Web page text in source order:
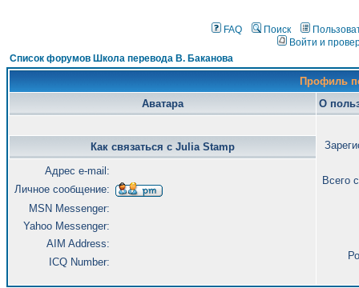
FAQ Поиск
Войти и
Список форумов Школа перевода В. Баканова
Профиль
Аватара
О
Всего
Как связаться с Julia Stamp
Адрес e-mail:
Личное сообщение:
MSN Messenger:
Yahoo Messenger:
AIM Address:
ICQ Number: